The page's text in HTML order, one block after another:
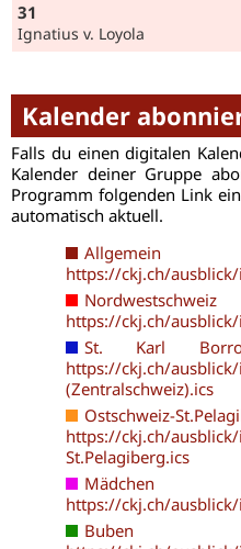
31
Ignatius v. Loyola
Kalender
Falls du einen digitalen
Kalender deiner Gruppe
Programm folgenden Link
automatisch aktuell.
https://ckj.ch/
https://ckj.ch/
St. Karl
https://ckj.ch/
(Zentralschweiz).ics
https://ckj.ch/
St.Pelagiberg.ics
https://ckj.ch/